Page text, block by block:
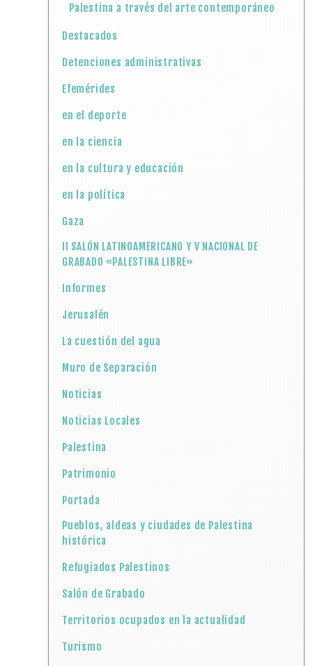
Palestina a través del arte contemporáneo
Destacados
Detenciones administrativas
Efemérides
en el deporte
en la ciencia
en la cultura y educación
en la política
Gaza
II SALÓN LATINOAMERICANO Y V NACIONAL DE
GRABADO «PALESTINA LIBRE»
Informes
Jerusalén
La cuestión del agua
Muro de Separación
Noticias
Noticias Locales
Palestina
Patrimonio
Portada
Pueblos, aldeas y ciudades de Palestina
histórica
Refugiados Palestinos
Salón de Grabado
Territorios ocupados en la actualidad
Turismo